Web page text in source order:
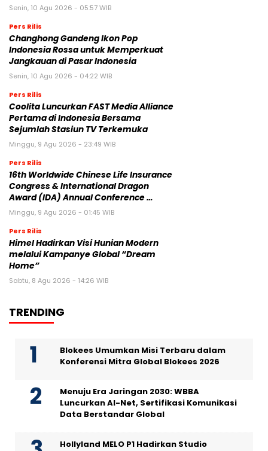
Senin, 10 Agu 2026 - 05:57 WIB
Pers Rilis
Changhong Gandeng Ikon Pop
Indonesia Rossa untuk Memperkuat
Jangkauan di Pasar Indonesia
Senin, 10 Agu 2026 - 04:22 WIB
Pers Rilis
Coolita Luncurkan FAST Media Alliance
Pertama di Indonesia Bersama
Sejumlah Stasiun TV Terkemuka
Minggu, 9 Agu 2026 - 23:49 WIB
Pers Rilis
16th Worldwide Chinese Life Insurance
Congress & International Dragon
Award (IDA) Annual Conference …
Minggu, 9 Agu 2026 - 01:45 WIB
Pers Rilis
Himel Hadirkan Visi Hunian Modern
melalui Kampanye Global “Dream
Home”
Sabtu, 8 Agu 2026 - 14:26 WIB
TRENDING
Blokees Umumkan Misi Terbaru dalam
Konferensi Mitra Global Blokees 2026
Menuju Era Jaringan 2030: WBBA
Luncurkan AI-Net, Sertifikasi Komunikasi
Data Berstandar Global
Hollyland MELO P1 Hadirkan Studio